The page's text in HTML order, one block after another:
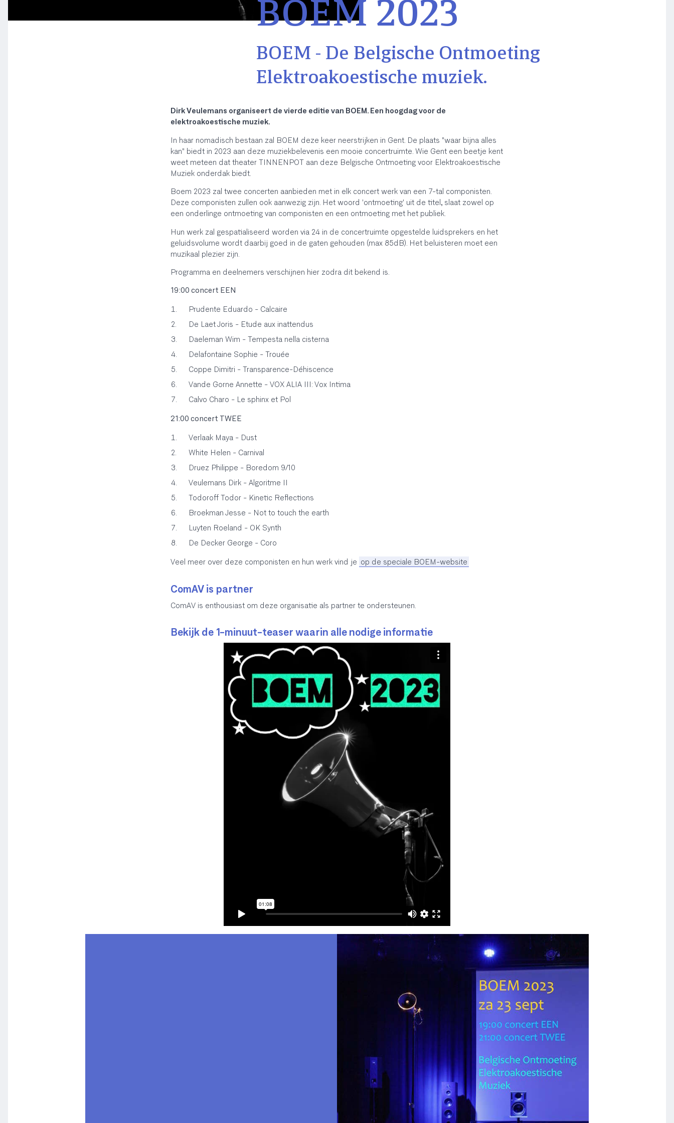
BOEM - De Belgische Ontmoeting
Elektroakoestische muziek.
Dirk Veulemans organiseert de vierde editie van BOEM. Een hoogdag voor de
elektroakoestische muziek.
In haar nomadisch bestaan zal BOEM deze keer neerstrijken in Gent. De plaats "waar bijna alles
kan" biedt in 2023 aan deze muziekbelevenis een mooie concertruimte. Wie Gent een beetje kent
weet meteen dat theater TINNENPOT aan deze Belgische Ontmoeting voor Elektroakoestische
Muziek onderdak biedt.
Boem 2023 zal twee concerten aanbieden met in elk concert werk van een 7-tal componisten.
Deze componisten zullen ook aanwezig zijn. Het woord 'ontmoeting' uit de titel, slaat zowel op
een onderlinge ontmoeting van componisten en een ontmoeting met het publiek.
Hun werk zal gespatialiseerd worden via 24 in de concertruimte opgestelde luidsprekers en het
geluidsvolume wordt daarbij goed in de gaten gehouden (max 85dB). Het beluisteren moet een
muzikaal plezier zijn.
Programma en deelnemers verschijnen hier zodra dit bekend is.
19:00 concert EEN
Prudente Eduardo - Calcaire
De Laet Joris - Etude aux inattendus
Daeleman Wim - Tempesta nella cisterna
Delafontaine Sophie - Trouée
Coppe Dimitri - Transparence-Déhiscence
Vande Gorne Annette - VOX ALIA III: Vox Intima
Calvo Charo - Le sphinx et Pol
21:00 concert TWEE
Verlaak Maya - Dust
White Helen - Carnival
Druez Philippe - Boredom 9/10
Veulemans Dirk - Algoritme II
Todoroff Todor - Kinetic Reflections
Broekman Jesse - Not to touch the earth
Luyten Roeland - OK Synth
De Decker George - Coro
Veel meer over deze componisten en hun werk vind je op de speciale BOEM-website
ComAV is partner
ComAV is enthousiast om deze organisatie als partner te ondersteunen.
Bekijk de 1-minuut-teaser waarin alle nodige informatie